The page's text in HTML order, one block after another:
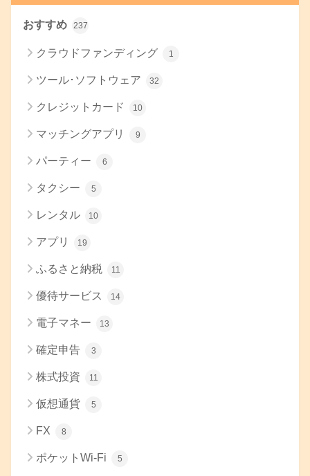
おすすめ 237
クラウドファンディング 1
ツール･ソフトウェア 32
クレジットカード 10
マッチングアプリ 9
パーティー 6
タクシー 5
レンタル 10
アプリ 19
ふるさと納税 11
優待サービス 14
電子マネー 13
確定申告 3
株式投資 11
仮想通貨 5
FX 8
ポケットWi-Fi 5